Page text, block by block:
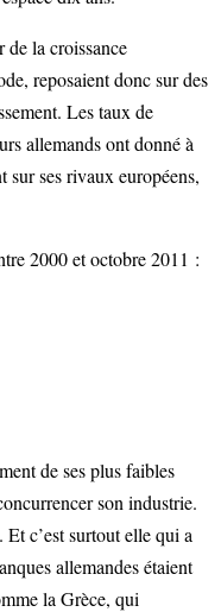
de la croissance
reposaient donc sur des
Les taux de
allemands ont donné à
sur ses rivaux européens,
2000 et octobre 2011 :
de ses plus faibles
son industrie.
c’est surtout elle qui a
allemandes étaient
la Grèce, qui